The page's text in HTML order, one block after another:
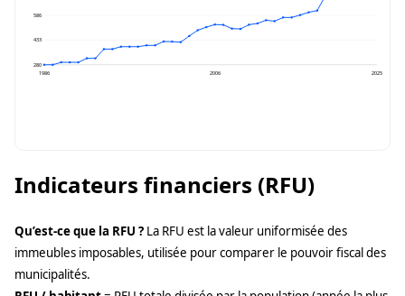
586
433
280
1986
2006 2025
Indicateurs financiers (RFU)
Qu’est-ce que la RFU ? La RFU est la valeur uniformisée des
immeubles imposables, utilisée pour comparer le pouvoir fiscal des
municipalités.